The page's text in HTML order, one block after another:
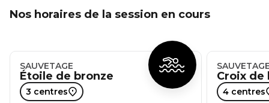
Nos horaires de la session en cours
SAUVETAGE
Étoile de bronze
3 centres
Croix de
4 centres